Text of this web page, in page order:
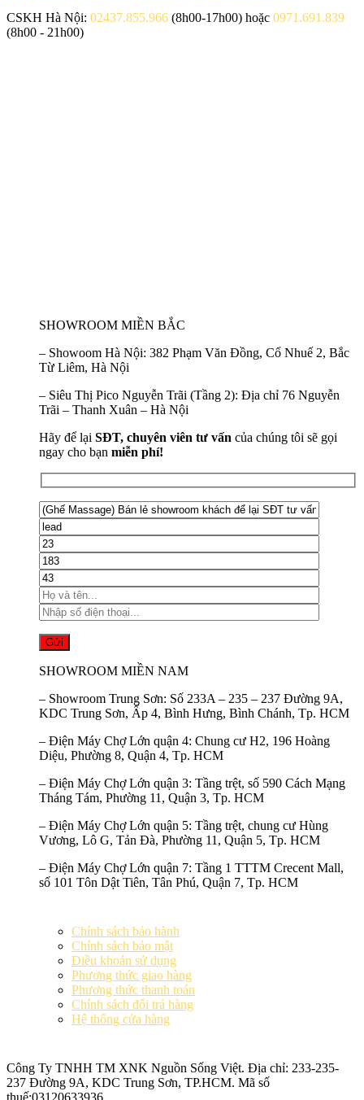
CSKH Hà Nội: 02437.855.966 (8h00-17h00) hoặc 0971.691.839
(8h00 - 21h00)
SHOWROOM MIỀN BẮC
– Showoom Hà Nội: 382 Phạm Văn Đồng, Cổ Nhuế 2, Bắc
Từ Liêm, Hà Nội
– Siêu Thị Pico Nguyễn Trãi (Tầng 2): Địa chỉ 76 Nguyễn
Trãi – Thanh Xuân – Hà Nội
Hãy để lại SĐT, chuyên viên tư vấn của chúng tôi sẽ gọi
ngay cho bạn miễn phí!
SHOWROOM MIỀN NAM
– Showroom Trung Sơn: Số 233A – 235 – 237 Đường 9A,
KDC Trung Sơn, Ấp 4, Bình Hưng, Bình Chánh, Tp. HCM
– Điện Máy Chợ Lớn quận 4: Chung cư H2, 196 Hoàng
Diệu, Phường 8, Quận 4, Tp. HCM
– Điện Máy Chợ Lớn quận 3: Tầng trệt, số 590 Cách Mạng
Tháng Tám, Phường 11, Quận 3, Tp. HCM
– Điện Máy Chợ Lớn quận 5: Tầng trệt, chung cư Hùng
Vương, Lô G, Tản Đà, Phường 11, Quận 5, Tp. HCM
– Điện Máy Chợ Lớn quận 7: Tầng 1 TTTM Crecent Mall,
số 101 Tôn Dật Tiên, Tân Phú, Quận 7, Tp. HCM
Chính sách bảo hành
Chính sách bảo mật
Điều khoản sử dụng
Phương thức giao hàng
Phương thức thanh toán
Chính sách đổi trả hàng
Hệ thống cửa hàng
Công Ty TNHH TM XNK Nguồn Sống Việt. Địa chỉ: 233-235-
237 Đường 9A, KDC Trung Sơn, TP.HCM. Mã số